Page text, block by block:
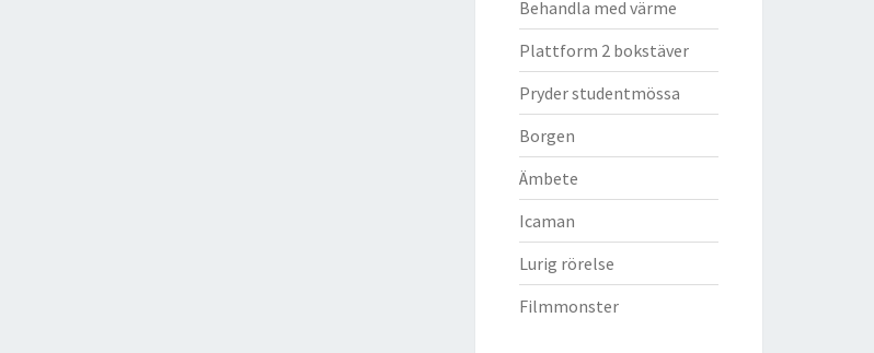
Behandla med värme
Plattform 2 bokstäver
Pryder studentmössa
Borgen
Ämbete
Icaman
Lurig rörelse
Filmmonster